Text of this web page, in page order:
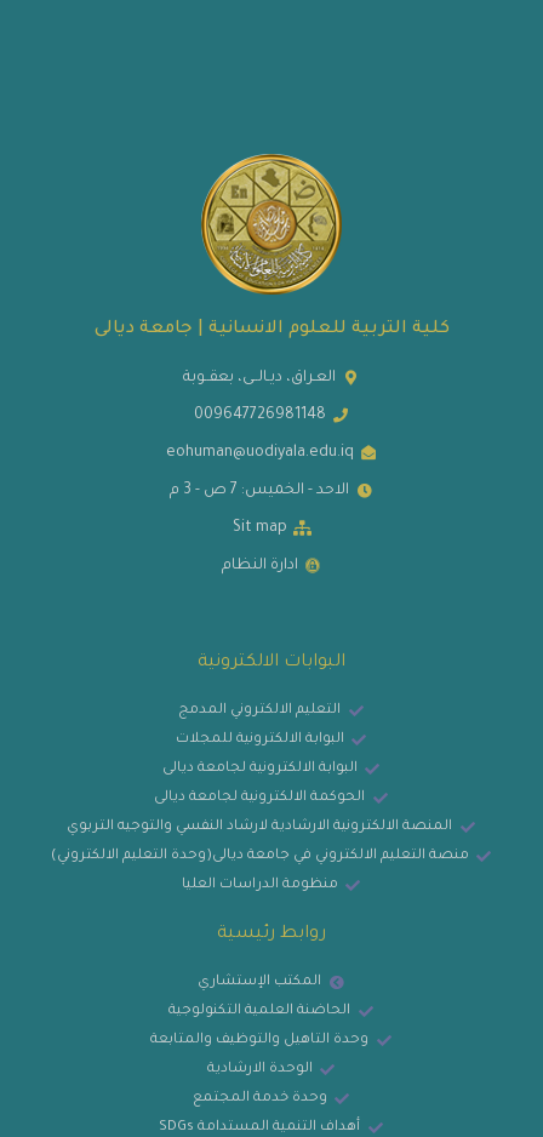
كلية التربية للعلوم الانسانية | جامعة ديالى
العـراق، ديـالــى، بعقــوبة
009647726981148
eohuman@uodiyala.edu.iq
الاحد - الخميس: 7 ص - 3 م
Sit map
ادارة النظام
البوابات الالكترونية
التعليم الالكتروني المدمج
البوابة الالكترونية للمجلات
البوابة الالكترونية لجامعة ديالى
الحوكمة الالكترونية لجامعة ديالى
المنصة الالكترونية الارشادية لارشاد النفسي والتوجيه التربوي
منصة التعليم الالكتروني في جامعة ديالى(وحدة التعليم الالكتروني)
منظومة الدراسات العليا
روابط رئيسية
المكتب الإستشاري
الحاضنة العلمية التكنولوجية
وحدة التاهيل والتوظيف والمتابعة
الوحدة الارشادية
وحدة خدمة المجتمع
أهداف التنمية المستدامة SDGs